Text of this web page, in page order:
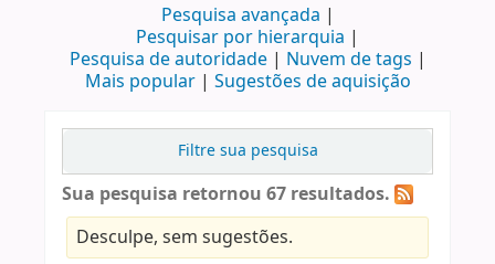
Pesquisa avançada
Pesquisar por hierarquia
Pesquisa de autoridade
Nuvem de tags
Mais popular
Sugestões de aquisição
Filtre sua pesquisa
Sua pesquisa retornou 67 resultados.
Desculpe, sem sugestões.